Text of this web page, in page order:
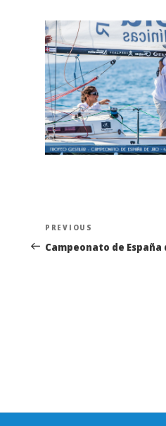
Navegación
de
Previous
Post
PREVIOUS
Campeonato de España